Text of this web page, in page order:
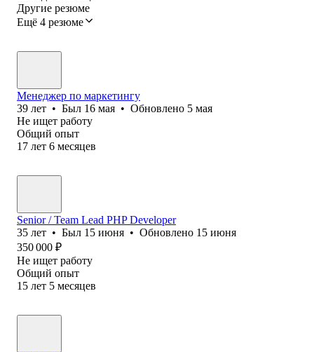
Другие резюме
Ещё 4 резюме
Менеджер по маркетингу
39 лет • Был 16 мая • Обновлено 5 мая
Не ищет работу
Общий опыт
17 лет 6 месяцев
Senior / Team Lead PHP Developer
35 лет • Был 15 июня • Обновлено 15 июня
350 000 ₽
Не ищет работу
Общий опыт
15 лет 5 месяцев